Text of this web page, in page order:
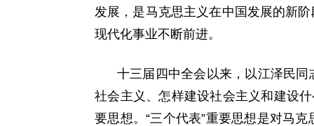
发展，是马克思主义在中国发展的新
现代化事业不断前进。
十三届四中全会以来，以江泽民
社会主义、怎样建设社会主义和建设
要思想。“三个代表”重要思想是对马